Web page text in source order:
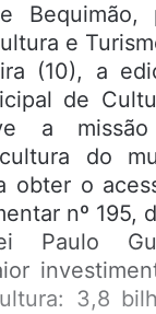
Bequimão,
e
(10), a
de
a
do
obter o
nº 195,
Paulo
3,8